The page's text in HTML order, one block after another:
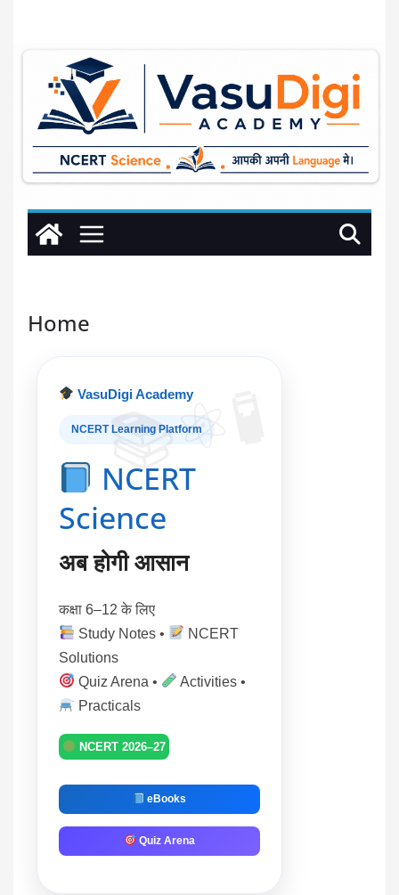
Home
VasuDigi Academy
NCERT Learning Platform
NCERT
Science
अब होगी आसान
कक्षा 6–12 के लिए
Study Notes •
NCERT
Solutions
Quiz Arena •
Activities •
Practicals
NCERT 2026–27
eBooks
Quiz Arena